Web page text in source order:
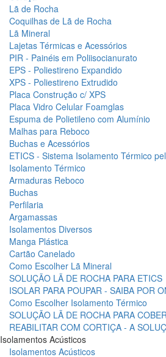
Lã de Rocha
Coquilhas de Lã de Rocha
Lã Mineral
Lajetas Térmicas e Acessórios
PIR - Painéis em Poliisocianurato
EPS - Poliestireno Expandido
XPS - Poliestireno Extrudido
Placa Construção c/ XPS
Placa Vidro Celular Foamglas
Espuma de Polietileno com Alumínio
Malhas para Reboco
Buchas e Acessórios
ETICS - Sistema Isolamento Térmico
Isolamento Térmico
Armaduras Reboco
Buchas
Perfilaria
Argamassas
Isolamentos Diversos
Manga Plástica
Cartão Canelado
Como Escolher Lã Mineral
SOLUÇÃO LÃ DE ROCHA PARA ETICS
ISOLAR PARA POUPAR - SAIBA POR
Como Escolher Isolamento Térmico
SOLUÇÃO LÃ DE ROCHA PARA
REABILITAR COM CORTIÇA - A
Isolamentos Acústicos
Isolamentos Acústicos